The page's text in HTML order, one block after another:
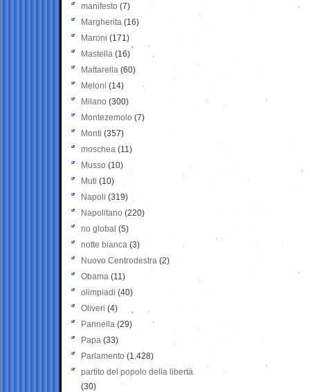
manifesto (7)
Margherita (16)
Maroni (171)
Mastella (16)
Mattarella (60)
Meloni (14)
Milano (300)
Montezemolo (7)
Monti (357)
moschea (11)
Musso (10)
Muti (10)
Napoli (319)
Napolitano (220)
no global (5)
notte bianca (3)
Nuovo Centrodestra (2)
Obama (11)
olimpiadi (40)
Oliveri (4)
Pannella (29)
Papa (33)
Parlamento (1.428)
partito del popolo della libertà
(30)